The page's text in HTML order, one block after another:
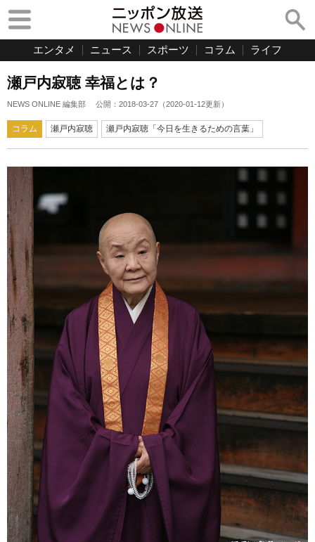
エンタメ ニュース スポーツ コラム ライフ
瀬戸内寂聴 幸福とは？
NEWS ONLINE 編集部 公開： 2018-03-27 （2020-01-12更新）
コラム 瀬戸内寂聴 瀬戸内寂聴「今日を生きるための言葉」